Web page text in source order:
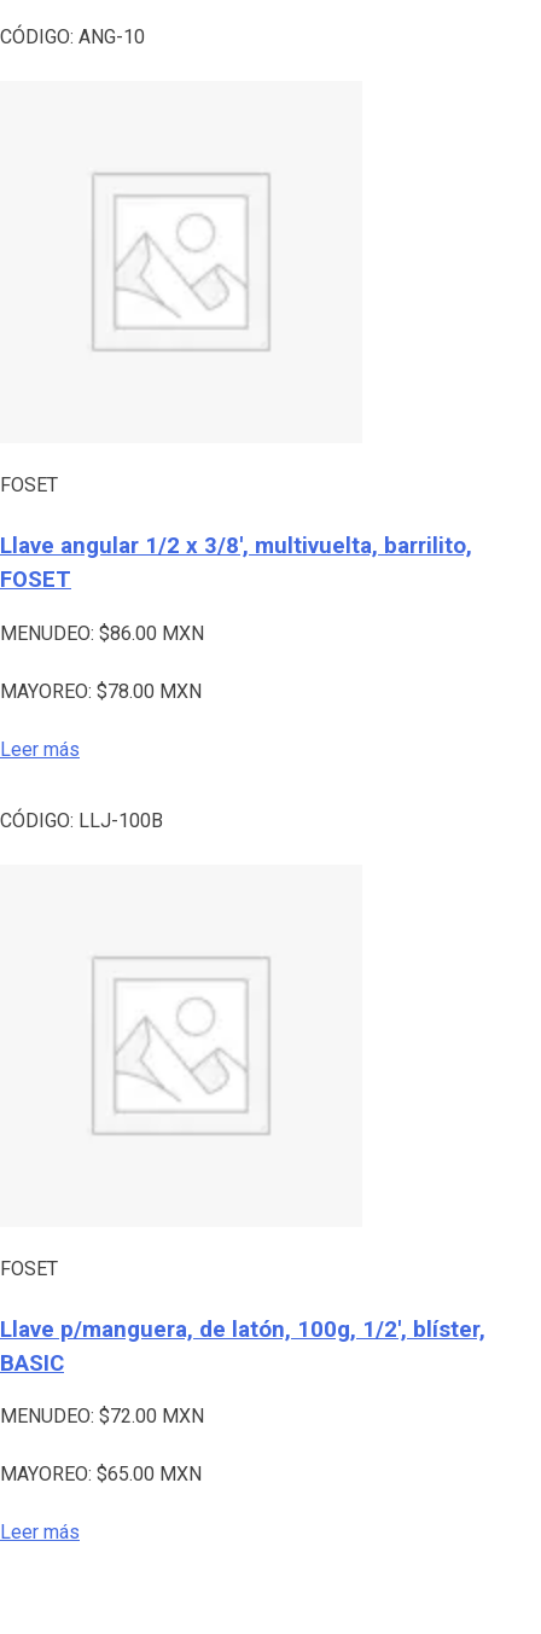
CÓDIGO: ANG-10
FOSET
Llave angular 1/2 x 3/8′, multivuelta, barrilito,
FOSET
MENUDEO: $86.00 MXN
MAYOREO: $78.00 MXN
Leer más
CÓDIGO: LLJ-100B
FOSET
Llave p/manguera, de latón, 100g, 1/2′, blíster,
BASIC
MENUDEO: $72.00 MXN
MAYOREO: $65.00 MXN
Leer más